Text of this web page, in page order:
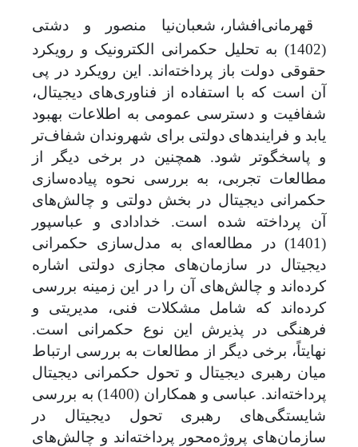
قهرمانی‌افشار، شعبان‌نیا منصور و دشتی
(1402) به تحلیل حکمرانی الکترونیک و رویکرد
حقوقی دولت باز پرداخته‌اند. این رویکرد در پی
آن است که با استفاده از فناوری‌های دیجیتال،
شفافیت و دسترسی عمومی به اطلاعات بهبود
یابد و فرایندهای دولتی برای شهروندان شفاف‌تر
و پاسخگوتر شود. همچنین در برخی دیگر از
مطالعات تجربی، به بررسی نحوه پیاده‌سازی
حکمرانی دیجیتال در بخش دولتی و چالش‌های
آن پرداخته شده است. خدادادی و عباسپور
(1401) در مطالعه‌ای به مدل‌سازی حکمرانی
دیجیتال در سازمان‌های مجازی دولتی اشاره
کرده‌اند و چالش‌های آن را در این زمینه بررسی
کرده‌اند که شامل مشکلات فنی، مدیریتی و
فرهنگی در پذیرش این نوع حکمرانی است.
نهایتاً، برخی دیگر از مطالعات به بررسی ارتباط
میان رهبری دیجیتال و تحول حکمرانی دیجیتال
پرداخته‌اند. عباسی و همکاران (1400) به بررسی
شایستگی‌های رهبری تحول دیجیتال در
سازمان‌های پروژه‌محور پرداخته‌اند و چالش‌های